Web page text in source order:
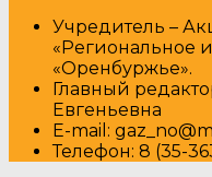
Учредитель –
«Региональное
«Оренбуржье».
Главный
Евгеньевна
E-mail:
Телефон: 8 (35-